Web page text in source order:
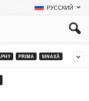
РУССКИЙ
PRIMA SINAXĂ